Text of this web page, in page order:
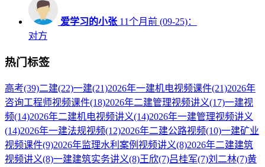
爱学习的小张 11个月前 (09-25)：
对方
热门标签
高考(39)二建(22)一建(21)2026年一建机电视频课件(21)2026年
咨询工程师视频课件(18)2026年二建管理视频讲义(17)一建视
频(14)2026年二建机电视频讲义(14)2026年一建管理视频讲义
(14)2026年一建法规视频(12)2026年二建公路视频(10)一建矿业
视频课件(9)2026年监理水利案例视频讲义(8)2026年二建建筑
视频讲义(8)一建建筑实务讲义(8)王欣(7)吕桂军(7)刘二林(7)黄